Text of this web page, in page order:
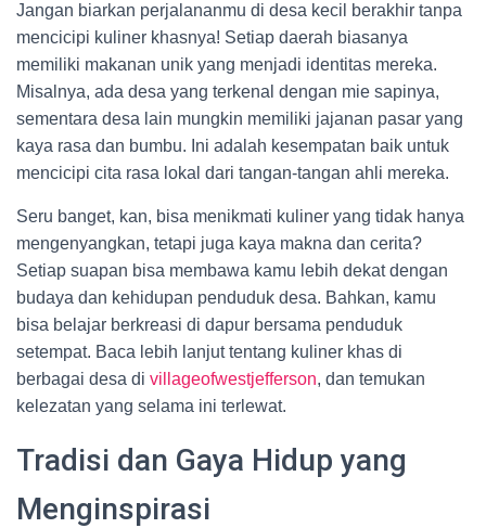
Jangan biarkan perjalananmu di desa kecil berakhir tanpa
mencicipi kuliner khasnya! Setiap daerah biasanya
memiliki makanan unik yang menjadi identitas mereka.
Misalnya, ada desa yang terkenal dengan mie sapinya,
sementara desa lain mungkin memiliki jajanan pasar yang
kaya rasa dan bumbu. Ini adalah kesempatan baik untuk
mencicipi cita rasa lokal dari tangan-tangan ahli mereka.
Seru banget, kan, bisa menikmati kuliner yang tidak hanya
mengenyangkan, tetapi juga kaya makna dan cerita?
Setiap suapan bisa membawa kamu lebih dekat dengan
budaya dan kehidupan penduduk desa. Bahkan, kamu
bisa belajar berkreasi di dapur bersama penduduk
setempat. Baca lebih lanjut tentang kuliner khas di
berbagai desa di villageofwestjefferson, dan temukan
kelezatan yang selama ini terlewat.
Tradisi dan Gaya Hidup yang
Menginspirasi